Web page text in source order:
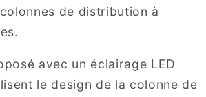
de distribution à
avec un éclairage LED
le design de la colonne de